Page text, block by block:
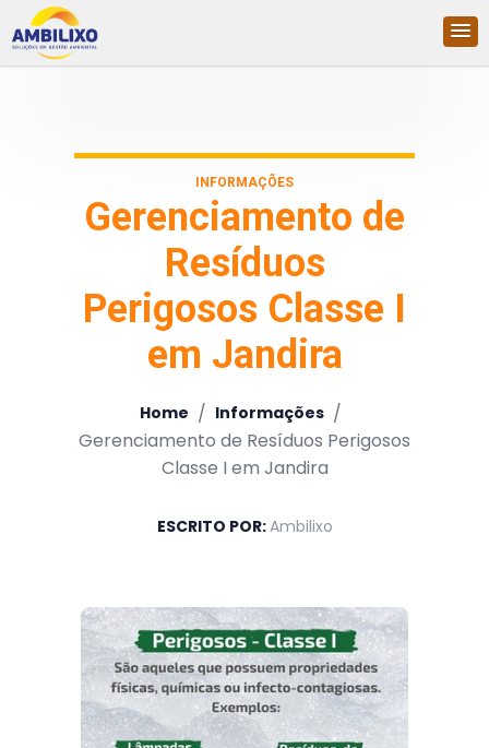
INFORMAÇÕES
Gerenciamento de
Resíduos
Perigosos Classe I
em Jandira
Home / Informações /
Gerenciamento de Resíduos Perigosos
Classe I em Jandira
ESCRITO POR:Ambilixo